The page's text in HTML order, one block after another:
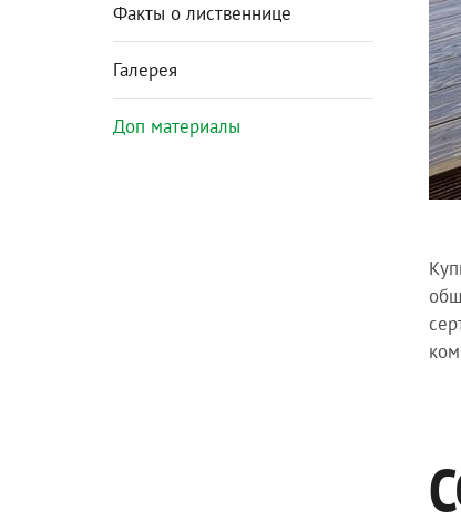
Факты о лиственнице
Галерея
Доп материалы